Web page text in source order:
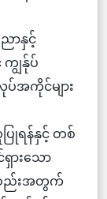
ာနှင့်
ကျွန်ုပ်
အကိုင်များ
ရန်နှင့် တစ်
ားသော
စည်းအတွက်